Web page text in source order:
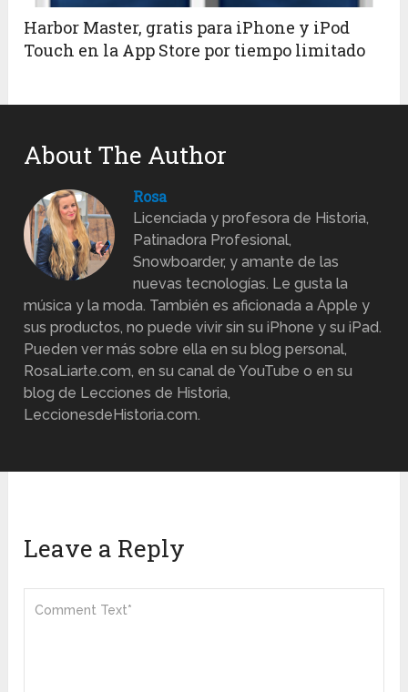
Harbor Master, gratis para iPhone y iPod
Touch en la App Store por tiempo limitado
About The Author
Rosa
Licenciada y profesora de Historia,
Patinadora Profesional,
Snowboarder, y amante de las
nuevas tecnologías. Le gusta la
música y la moda. También es aficionada a Apple y
sus productos, no puede vivir sin su iPhone y su iPad.
Pueden ver más sobre ella en su blog personal,
RosaLiarte.com, en su canal de YouTube o en su
blog de Lecciones de Historia,
LeccionesdeHistoria.com.
Leave a Reply